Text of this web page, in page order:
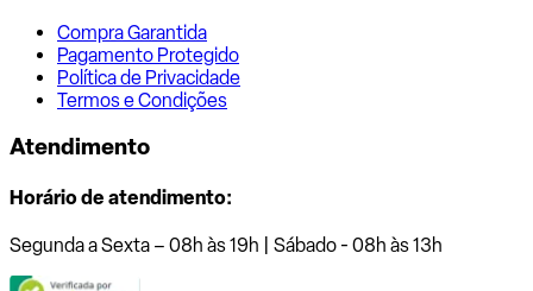
Compra Garantida
Pagamento Protegido
Política de Privacidade
Termos e Condições
Atendimento
Horário de atendimento:
Segunda a Sexta – 08h às 19h | Sábado - 08h às 13h